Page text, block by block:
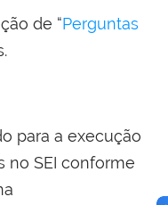
de “Perguntas
para a execução
no SEI conforme